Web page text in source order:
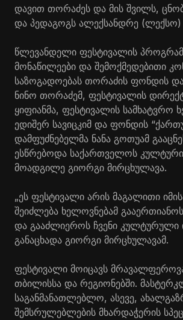
დავით თორაძეს და მის შვილს,
და პედაგოგს ალექსანდრე
წლევანდელი ფესტივალის
მონაწილეები და შემოქმედებითი
საზოგადოებას თორაძის ფონდის
ნინო თორაძემ, ფესტივალის
ყიფიანმა, ფესტივალის სამხატვრო
ედიშერ სავიცკიმ და ფონდის
დამფუძნებელმა ნანა გოთუამ
ესწრებოდა საქართველოს
მოადგილე გიორგი მირცხულავა.
„ეს ფესტივალი არის მაგალითი
შეიძლება ხელოვნებამ
და გააძლიეროს ჩვენი კულტურული
განაცხადა გიორგი მირცხულავამ.
ფესტივალი მოიცავს
თბილისსა და რეგიონებში.
საგანმანათლებლო, ასევე,
შემსრულებლების მხარდაჭერის